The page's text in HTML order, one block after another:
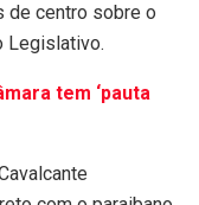
de centro sobre o
Legislativo.
tem ‘pauta